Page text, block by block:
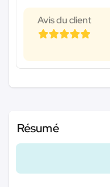
Avis du client
Résumé